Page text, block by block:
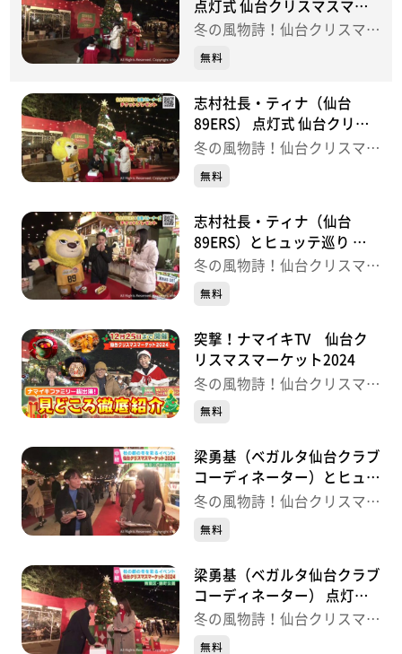
点灯式 仙台クリスマスマー
ケット
冬の風物詩！仙台クリスマス
マーケット
無料
志村社長・ティナ（仙台
89ERS） 点灯式 仙台クリス
マスマーケット
冬の風物詩！仙台クリスマス
マーケット
無料
志村社長・ティナ（仙台
89ERS）とヒュッテ巡り 仙
台クリスマスマーケット
冬の風物詩！仙台クリスマス
マーケット
無料
突撃！ナマイキTV 仙台ク
リスマスマーケット2024
冬の風物詩！仙台クリスマス
マーケット
無料
梁勇基（ベガルタ仙台クラブ
コーディネーター）とヒュッ
テ巡り 仙台クリスマスマー
冬の風物詩！仙台クリスマス
マーケット
無料
梁勇基（ベガルタ仙台クラブ
コーディネーター） 点灯式
仙台クリスマスマーケット
冬の風物詩！仙台クリスマス
マーケット
無料